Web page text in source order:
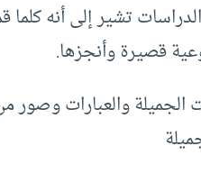
الدراسات تشير إلى
قصيرة وأنجزها.
الجميلة والعبارات